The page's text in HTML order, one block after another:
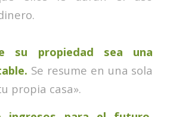
su propiedad sea una
Se resume en una sola
propia casa».